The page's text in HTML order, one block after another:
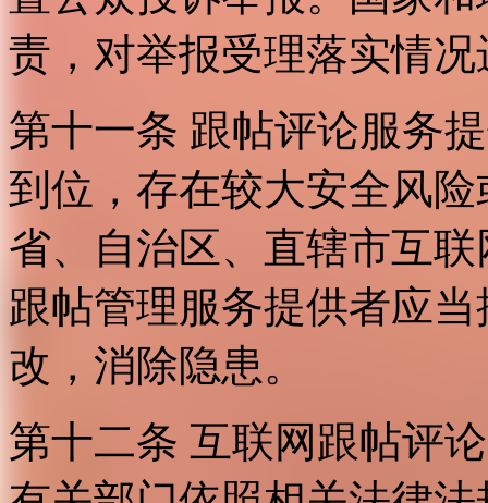
责，对举报受理落实情
第十一条 跟帖评论服务
到位，存在较大安全风
省、自治区、直辖市互
跟帖管理服务提供者应
改，消除隐患。
第十二条 互联网跟帖评